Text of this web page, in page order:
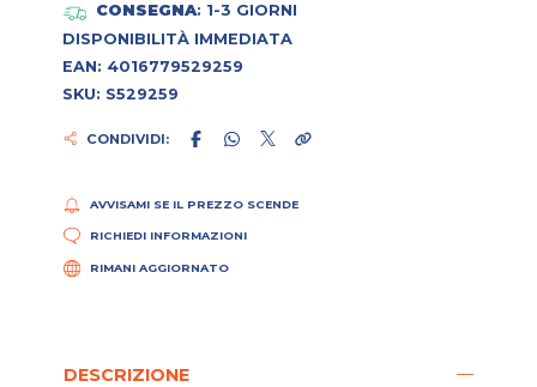
CONSEGNA: 1-3 GIORNI
DISPONIBILITÀ IMMEDIATA
EAN: 4016779529259
SKU: S529259
CONDIVIDI:
AVVISAMI SE IL PREZZO SCENDE
RICHIEDI INFORMAZIONI
RIMANI AGGIORNATO
DESCRIZIONE